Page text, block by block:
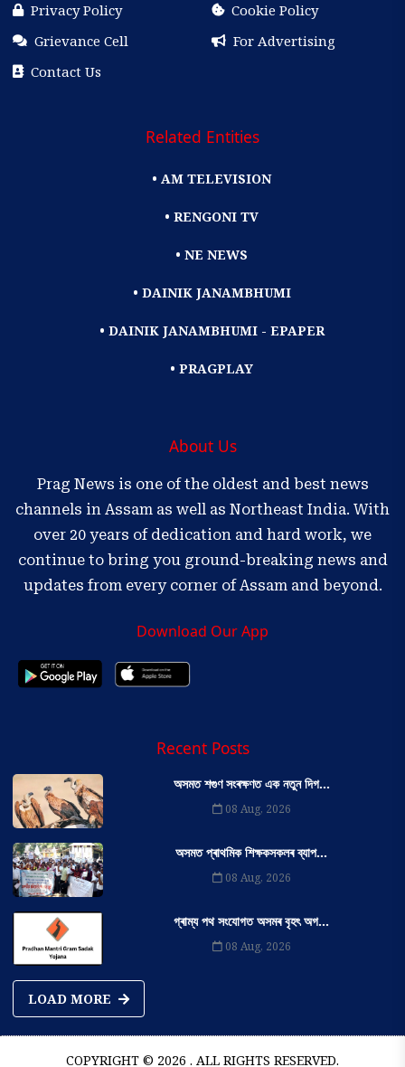
Privacy Policy
Cookie Policy
Grievance Cell
For Advertising
Contact Us
Related Entities
• AM TELEVISION
• RENGONI TV
• NE NEWS
• DAINIK JANAMBHUMI
• DAINIK JANAMBHUMI - EPAPER
• PRAGPLAY
About Us
Prag News is one of the oldest and best news
channels in Assam as well as Northeast India. With
over 20 years of dedication and hard work, we
continue to bring you ground-breaking news and
updates from every corner of Assam and beyond.
Download Our App
Recent Posts
অসমত শগুণ সংৰক্ষণত এক নতুন দিগ...
08 Aug, 2026
অসমত প্ৰাথমিক শিক্ষকসকলৰ ব্যাপ...
08 Aug, 2026
গ্ৰাম্য পথ সংযোগত অসমৰ বৃহৎ অগ...
08 Aug, 2026
LOAD MORE
COPYRIGHT © 2026 . ALL RIGHTS RESERVED.